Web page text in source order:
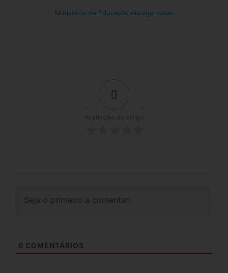
Ministério da Educação divulga notas
0
Avaliação do artigo
0 COMENTÁRIOS